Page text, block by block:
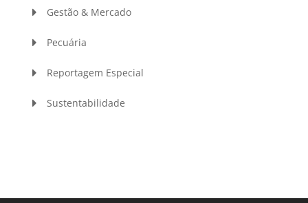
Gestão & Mercado
Pecuária
Reportagem Especial
Sustentabilidade